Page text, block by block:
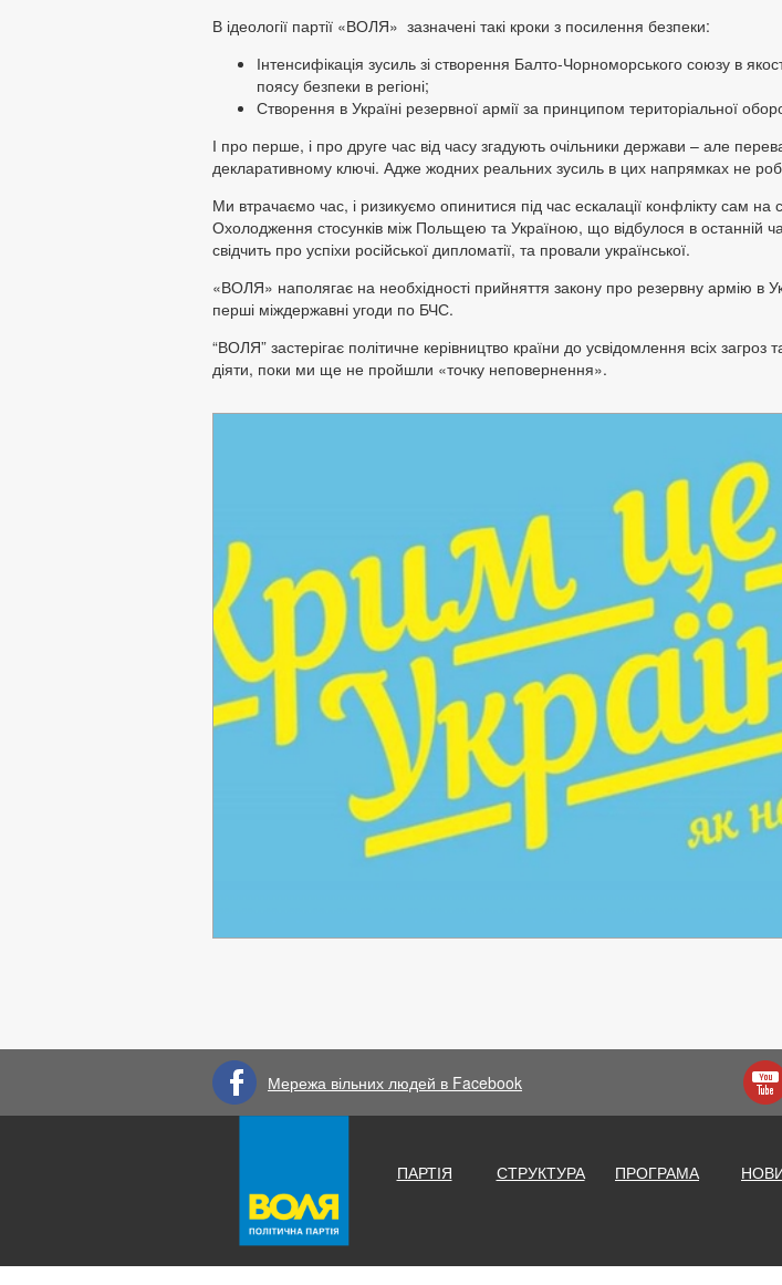
В ідеології партії «ВОЛЯ» зазначені такі кроки з посилення безпеки:
Інтенсифікація зусиль зі створення Балто-Чорноморського союзу в
поясу безпеки в регіоні;
Створення в Україні резервної армії за принципом територіальної
І про перше, і про друге час від часу згадують очільники держави – але
декларативному ключі. Адже жодних реальних зусиль в цих напрямках не
Ми втрачаємо час, і ризикуємо опинитися під час ескалації конфлікту сам на
Охолодження стосунків між Польщею та Україною, що відбулося в останній
свідчить про успіхи російської дипломатії, та провали української.
«ВОЛЯ» наполягає на необхідності прийняття закону про резервну армію в
перші міждержавні угоди по БЧС.
“ВОЛЯ” застерігає політичне керівництво країни до усвідомлення всіх загроз
діяти, поки ми ще не пройшли «точку неповернення».
Мережа вільних людей в Facebook
ПАРТІЯ СТРУКТУРА ПРОГРАМА